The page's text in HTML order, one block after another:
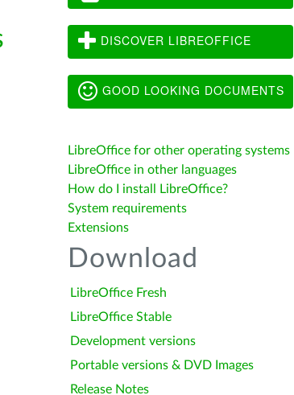
DISCOVER LIBREOFFICE
GOOD LOOKING DOCUMENTS
LibreOffice for other operating systems
LibreOffice in other languages
How do I install LibreOffice?
System requirements
Extensions
Download
LibreOffice Fresh
LibreOffice Stable
Development versions
Portable versions & DVD Images
Release Notes